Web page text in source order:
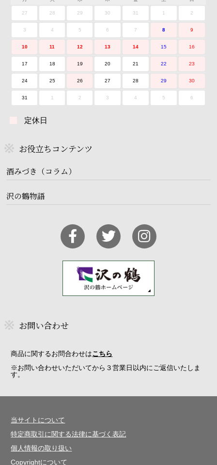
27 28 29 30 31 1 2
3 4 5 6 7 8 9
10 11 12 13 14 15 16
17 18 19 20 21 22 23
24 25 26 27 28 29 30
31 1 2 3 4 5 6
定休日
お役立ちコンテンツ
酒みづき（コラム）
沢の鶴物語
お問い合わせ
商品に関するお問合わせはこちら
※お問い合わせいただいてから３営業日以内にご返信いたしま
す。
当サイトについて
特定商取引に関する法律に基づく表記
個人情報の取り扱い
Copyrightについて